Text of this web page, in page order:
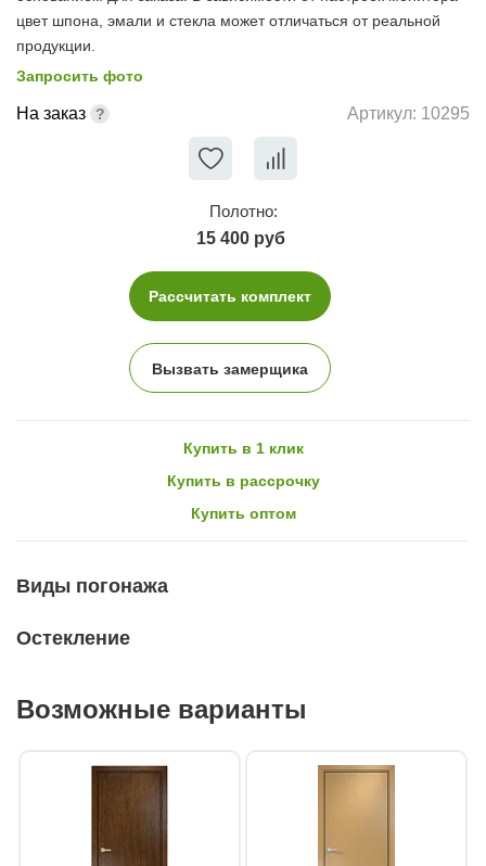
цвет шпона, эмали и стекла может отличаться от реальной
продукции.
Запросить фото
На заказ Артикул: 10295
Полотно:
15 400 руб
Рассчитать комплект
Вызвать замерщика
Купить в 1 клик
Купить в рассрочку
Купить оптом
Виды погонажа
Остекление
Возможные варианты